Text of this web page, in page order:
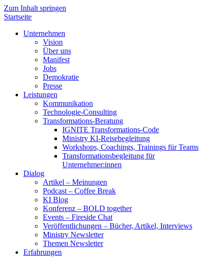
Zum Inhalt springen
Startseite
Unternehmen
Vision
Über uns
Manifest
Jobs
Demokratie
Presse
Leistungen
Kommunikation
Technologie-Consulting
Transformations-Beratung
IGNITE Transformations-Code
Ministry KI-Reisebegleitung
Workshops, Coachings, Trainings für Teams
Transformationsbegleitung für
Unternehmer:innen
Dialog
Artikel – Meinungen
Podcast – Coffee Break
KI Blog
Konferenz – BOLD together
Events – Fireside Chat
Veröffentlichungen – Bücher, Artikel, Interviews
Ministry Newsletter
Themen Newsletter
Erfahrungen